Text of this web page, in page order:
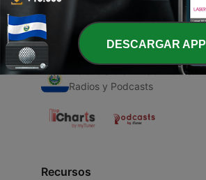
Radios de El Salvador
Radios y Podcasts
Recursos
DESCARGAR APP